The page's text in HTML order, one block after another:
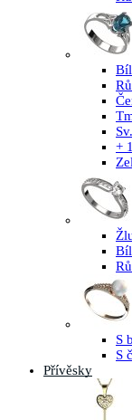
+
S
S
Přívěsky